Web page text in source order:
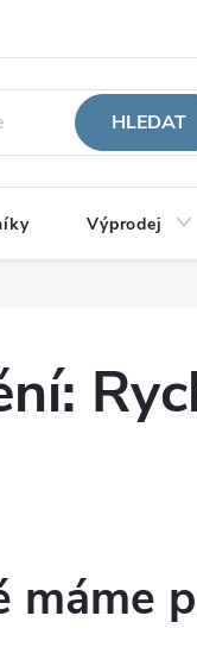
HLEDAT
Výprodej
máme